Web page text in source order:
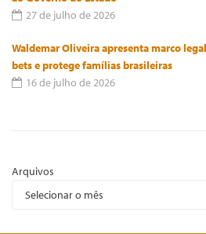
27 de julho de 2026
Waldemar Oliveira apresenta marco
bets e protege famílias brasileiras
16 de julho de 2026
Arquivos